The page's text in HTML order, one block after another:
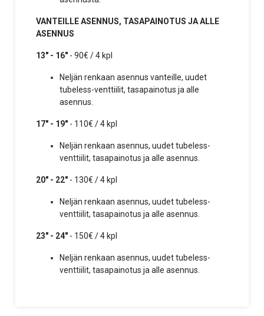
VANTEILLE ASENNUS, TASAPAINOTUS JA ALLE
ASENNUS
13" - 16" - 90€ / 4 kpl
Neljän renkaan asennus vanteille, uudet
tubeless-venttiilit, tasapainotus ja alle
asennus.
17" - 19" - 110€ / 4 kpl
Neljän renkaan asennus, uudet tubeless-
venttiilit, tasapainotus ja alle asennus.
20" - 22" - 130€ / 4 kpl
Neljän renkaan asennus, uudet tubeless-
venttiilit, tasapainotus ja alle asennus.
23" - 24" - 150€ / 4 kpl
Neljän renkaan asennus, uudet tubeless-
venttiilit, tasapainotus ja alle asennus.